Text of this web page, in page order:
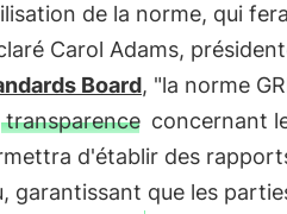
de la norme, qui
Carol Adams,
Board, "la norme
transparence concernant
d'établir des
garantissant que les